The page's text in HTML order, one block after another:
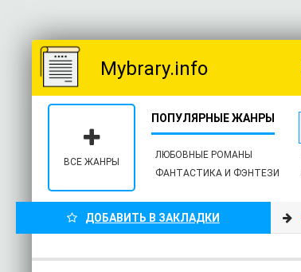
Mybrary.info
ЛЮБОВНЫЕ РОМАНЫ
ФАНТАСТИКА И ФЭНТЕЗИ
ВСЕ ЖАНРЫ
ДОБАВИТЬ В ЗАКЛАДКИ